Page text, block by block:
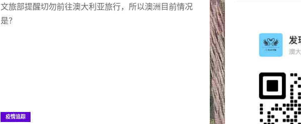
文旅部提醒切勿前往澳大利亚旅行，所以澳洲目前情况
是？
疫情追踪